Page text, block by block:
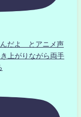
だよ とアニメ声
上がりながら両手